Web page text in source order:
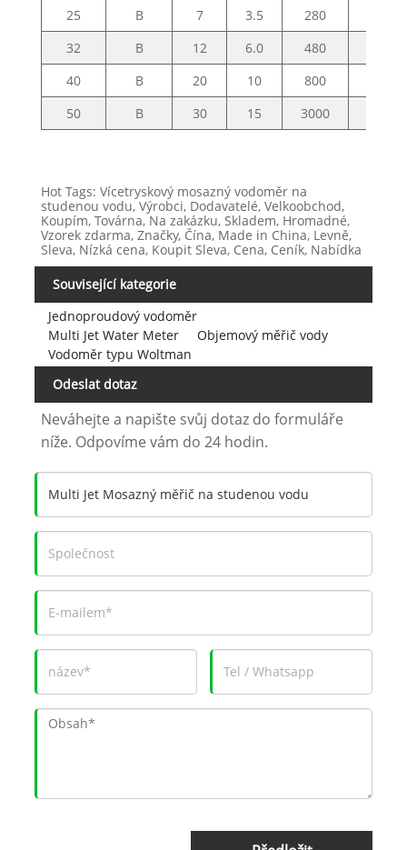
25
B 7 3.5 280
32
B 12 6.0 480
40
B 20 10 800
50
B 30 15 3000
Hot Tags: Vícetryskový mosazný vodoměr na
studenou vodu, Výrobci, Dodavatelé, Velkoobchod,
Koupím, Továrna, Na zakázku, Skladem, Hromadné,
Vzorek zdarma, Značky, Čína, Made in China, Levně,
Sleva, Nízká cena, Koupit Sleva, Cena, Ceník, Nabídka
Související kategorie
Jednoproudový vodoměr
Multi Jet Water Meter
Objemový měřič vody
Vodoměr typu Woltman
Odeslat dotaz
Neváhejte a napište svůj dotaz do formuláře
níže. Odpovíme vám do 24 hodin.